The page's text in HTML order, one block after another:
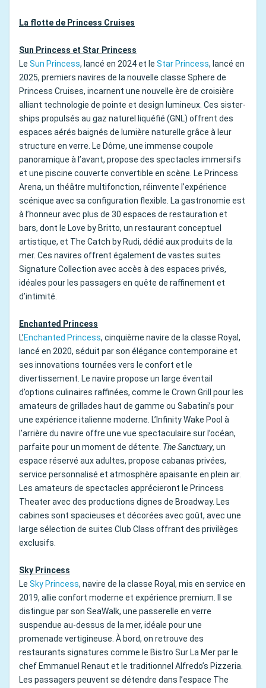
La flotte de Princess Cruises
Sun Princess et Star Princess
Le Sun Princess, lancé en 2024 et le Star Princess, lancé en
2025, premiers navires de la nouvelle classe Sphere de
Princess Cruises, incarnent une nouvelle ère de croisière
alliant technologie de pointe et design lumineux. Ces sister-
ships propulsés au gaz naturel liquéfié (GNL) offrent des
espaces aérés baignés de lumière naturelle grâce à leur
structure en verre. Le Dôme, une immense coupole
panoramique à l’avant, propose des spectacles immersifs
et une piscine couverte convertible en scène. Le Princess
Arena, un théâtre multifonction, réinvente l’expérience
scénique avec sa configuration flexible. La gastronomie est
à l’honneur avec plus de 30 espaces de restauration et
bars, dont le Love by Britto, un restaurant conceptuel
artistique, et The Catch by Rudi, dédié aux produits de la
mer. Ces navires offrent également de vastes suites
Signature Collection avec accès à des espaces privés,
idéales pour les passagers en quête de raffinement et
d’intimité.
Enchanted Princess
L’Enchanted Princess, cinquième navire de la classe Royal,
lancé en 2020, séduit par son élégance contemporaine et
ses innovations tournées vers le confort et le
divertissement. Le navire propose un large éventail
d’options culinaires raffinées, comme le Crown Grill pour les
amateurs de grillades haut de gamme ou Sabatini’s pour
une expérience italienne moderne. L’Infinity Wake Pool à
l’arrière du navire offre une vue spectaculaire sur l’océan,
parfaite pour un moment de détente. The Sanctuary, un
espace réservé aux adultes, propose cabanas privées,
service personnalisé et atmosphère apaisante en plein air.
Les amateurs de spectacles apprécieront le Princess
Theater avec des productions dignes de Broadway. Les
cabines sont spacieuses et décorées avec goût, avec une
large sélection de suites Club Class offrant des privilèges
exclusifs.
Sky Princess
Le Sky Princess, navire de la classe Royal, mis en service en
2019, allie confort moderne et expérience premium. Il se
distingue par son SeaWalk, une passerelle en verre
suspendue au-dessus de la mer, idéale pour une
promenade vertigineuse. À bord, on retrouve des
restaurants signatures comme le Bistro Sur La Mer par le
chef Emmanuel Renaut et le traditionnel Alfredo’s Pizzeria.
Les passagers peuvent se détendre dans l’espace The